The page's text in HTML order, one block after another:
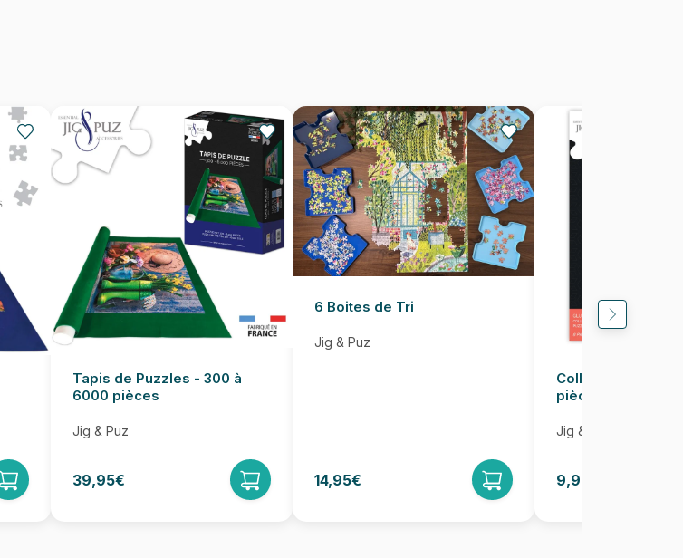
Tapis de Puzzles - 300 à
6000 pièces
Jig & Puz
39,95€
6 Boites de Tri
Jig & Puz
14,95€
Colle pour Puzzle
pièces
Jig & Puz
9,95€